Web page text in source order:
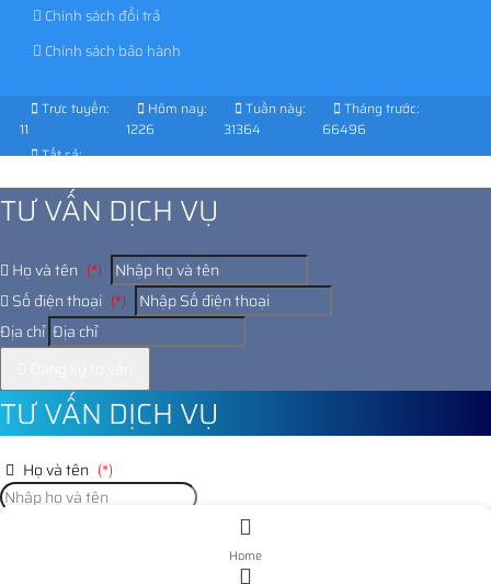
Chính sách đổi trả
Chính sách bảo hành
Trực tuyến:
11
Hôm nay:
1226
Tuần này:
31364
Tháng trước:
66496
Tất cả:
TƯ VẤN DỊCH VỤ
Họ và tên (*)
Số điện thoại (*)
Địa chỉ
TƯ VẤN DỊCH VỤ
Họ và tên (*)
Home